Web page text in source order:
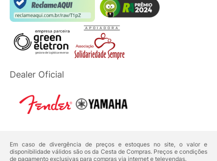
Dealer Oficial
Em caso de divergência de preços e estoques no site, o valor e
disponibilidade válidos são os da Cesta de Compras. Preços e condições
de pagamento exclusivas para compras via internet e televendas.